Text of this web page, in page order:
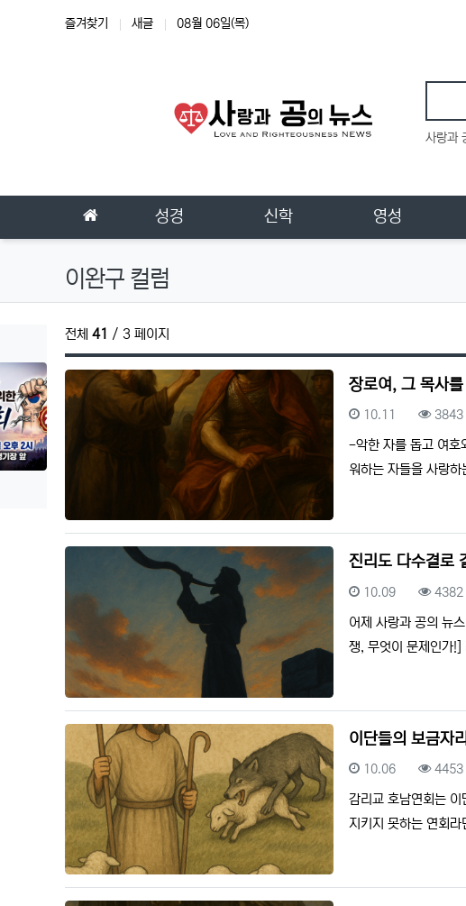
상단 네비즐겨찾기 새글 08월 06일(목)
인기
사랑과
성경 신학 영성
홈으로
이완구 컬럼
전체 41 / 3 페이지
장로여, 그 목사
등록일
10.11 조회
3843
-악한 자를 돕고 여호
워하는 자들을 사랑
진리도 다수결로
등록일
10.09 조회
4382
어제 사랑과 공의 뉴
쟁, 무엇이 문제인가
이단들의 보금자
등록일
10.06 조회
4453
감리교 호남연회는
지키지 못하는 연회